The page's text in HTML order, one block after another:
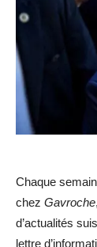
Chaque
chez Gavroche
d’actualités
lettre